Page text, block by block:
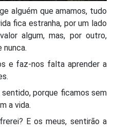
alguém que amamos, tudo
fica estranha, por um lado
algum, mas, por outro,
nunca.
e faz-nos falta aprender a
porque ficamos sem
a vida.
E os meus, sentirão a